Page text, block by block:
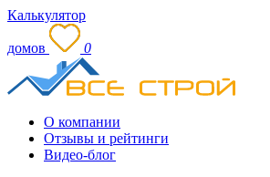
Калькулятор
домов 0
О компании
Отзывы и рейтинги
Видео-блог